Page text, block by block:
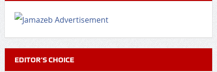
EDITOR’S CHOICE